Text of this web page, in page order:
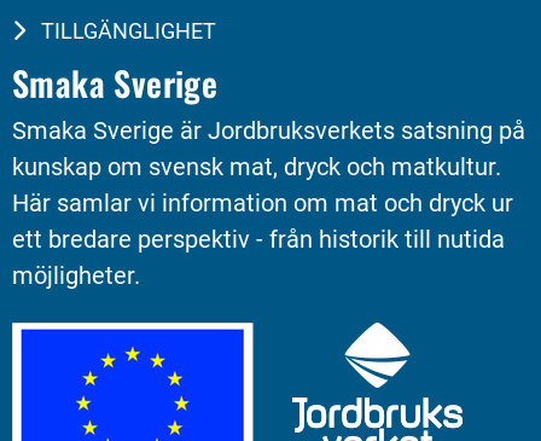
TILLGÄNGLIGHET
Smaka Sverige
Smaka Sverige är Jordbruksverkets satsning på
kunskap om svensk mat, dryck och matkultur.
Här samlar vi information om mat och dryck ur
ett bredare perspektiv - från historik till nutida
möjligheter.